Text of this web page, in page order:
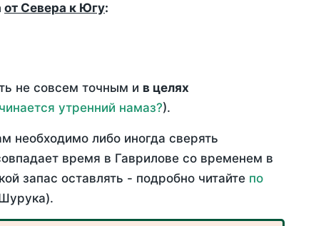
от Севера к Югу:
не совсем точным и в целях
утренний намаз?).
необходимо либо иногда сверять
время в Гаврилове со временем в
запас оставлять - подробно читайте по